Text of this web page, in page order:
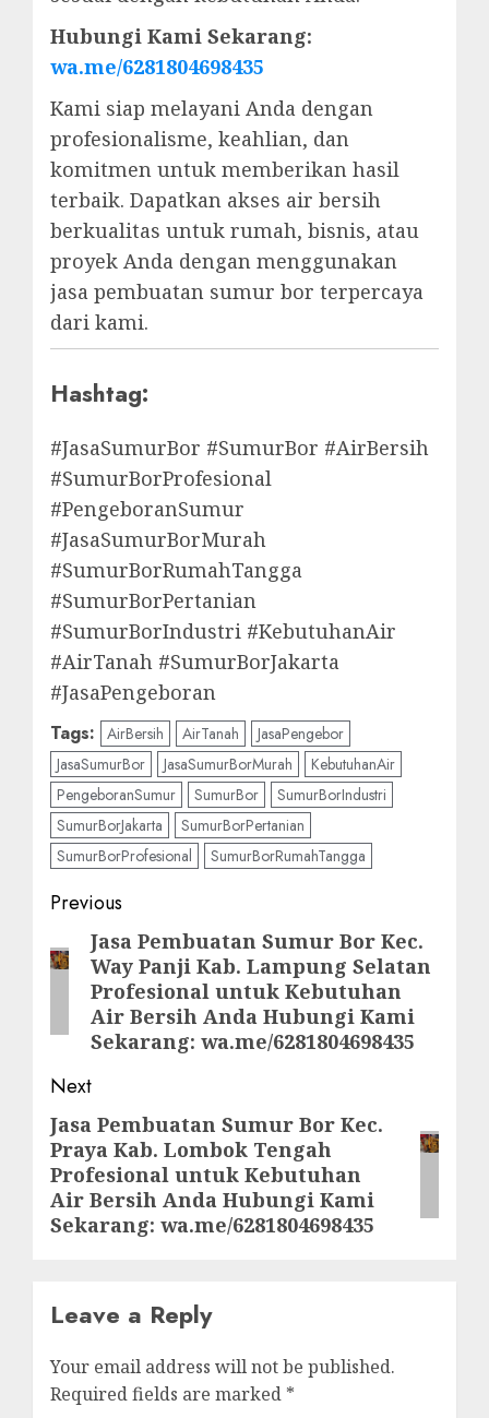
Hubungi Kami Sekarang:
wa.me/6281804698435
Kami siap melayani Anda dengan
profesionalisme, keahlian, dan
komitmen untuk memberikan hasil
terbaik. Dapatkan akses air bersih
berkualitas untuk rumah, bisnis, atau
proyek Anda dengan menggunakan
jasa pembuatan sumur bor terpercaya
dari kami.
Hashtag:
#JasaSumurBor #SumurBor #AirBersih
#SumurBorProfesional
#PengeboranSumur
#JasaSumurBorMurah
#SumurBorRumahTangga
#SumurBorPertanian
#SumurBorIndustri #KebutuhanAir
#AirTanah #SumurBorJakarta
#JasaPengeboran
Tags: AirBersih AirTanah
JasaPengebor
JasaSumurBor
JasaSumurBorMurah
KebutuhanAir
PengeboranSumur
SumurBor
SumurBorIndustri
SumurBorJakarta
SumurBorPertanian
SumurBorProfesional
SumurBorRumahTangga
Post
navigation
Previous
Previous
post:
Jasa Pembuatan Sumur Bor Kec.
Way Panji Kab. Lampung Selatan
Profesional untuk Kebutuhan
Air Bersih Anda Hubungi Kami
Sekarang: wa.me/6281804698435
Next
Next
post:
Jasa Pembuatan Sumur Bor Kec.
Praya Kab. Lombok Tengah
Profesional untuk Kebutuhan
Air Bersih Anda Hubungi Kami
Sekarang: wa.me/6281804698435
Leave a Reply
Your email address will not be published.
Required fields are marked *